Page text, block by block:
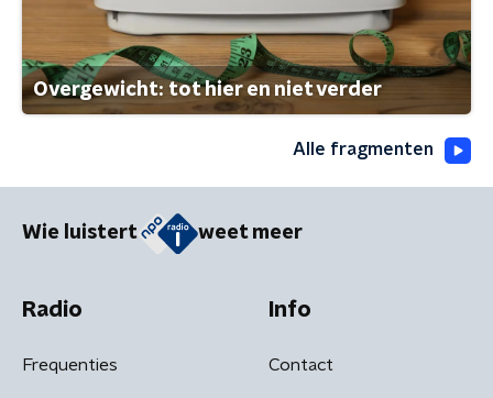
Overgewicht: tot hier en niet verder
Alle fragmenten
Wie luistert weet meer
Radio
Frequenties
Info
Contact